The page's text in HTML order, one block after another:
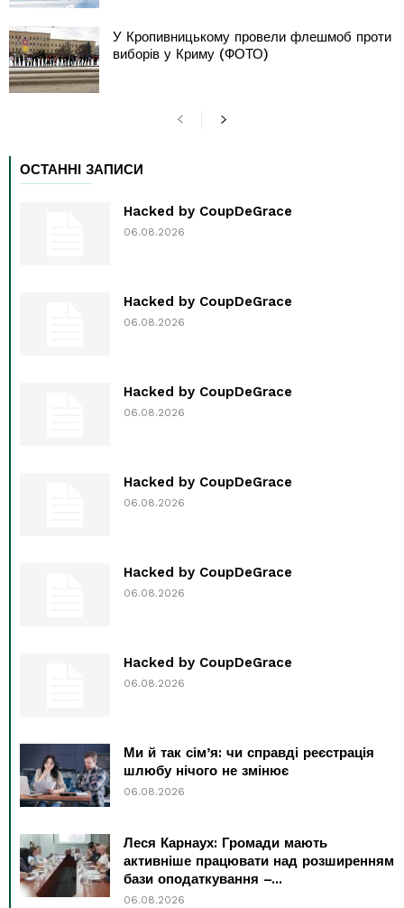
У Кропивницькому провели флешмоб проти
виборів у Криму (ФОТО)
ОСТАННІ ЗАПИСИ
Hacked by CoupDeGrace
06.08.2026
Hacked by CoupDeGrace
06.08.2026
Hacked by CoupDeGrace
06.08.2026
Hacked by CoupDeGrace
06.08.2026
Hacked by CoupDeGrace
06.08.2026
Hacked by CoupDeGrace
06.08.2026
Ми й так сім’я: чи справді реєстрація
шлюбу нічого не змінює
06.08.2026
Леся Карнаух: Громади мають
активніше працювати над розширенням
бази оподаткування –...
06.08.2026